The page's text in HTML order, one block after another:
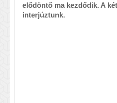
elődöntő ma kezdődik. A
interjúztunk.